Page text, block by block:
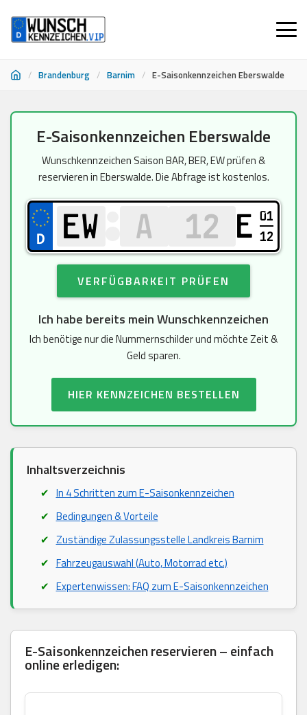
/ Brandenburg / Barnim / E-Saisonkennzeichen Eberswalde
springen
E-Saisonkennzeichen Eberswalde
Wunschkennzeichen Saison BAR, BER, EW prüfen &
reservieren in Eberswalde. Die Abfrage ist kostenlos.
E 01
12
VERFÜGBARKEIT PRÜFEN
Ich habe bereits mein Wunschkennzeichen
Ich benötige nur die Nummernschilder und möchte Zeit &
Geld sparen.
HIER KENNZEICHEN BESTELLEN
Inhaltsverzeichnis
In 4 Schritten zum E-Saisonkennzeichen
Bedingungen & Vorteile
Zuständige Zulassungsstelle Landkreis Barnim
Fahrzeugauswahl (Auto, Motorrad etc.)
Expertenwissen: FAQ zum E-Saisonkennzeichen
E-Saisonkennzeichen reservieren – einfach
online erledigen: